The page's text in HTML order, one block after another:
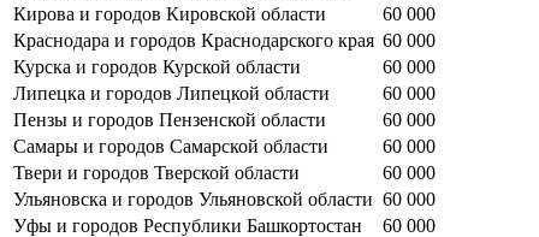
Кирова и городов Кировской области
60 000
Краснодара и городов Краснодарского края 60 000
Курска и городов Курской области
60 000
Липецка и городов Липецкой области
60 000
Пензы и городов Пензенской области
60 000
Самары и городов Самарской области
60 000
Твери и городов Тверской области
60 000
Ульяновска и городов Ульяновской области 60 000
Уфы и городов Республики Башкортостан
60 000